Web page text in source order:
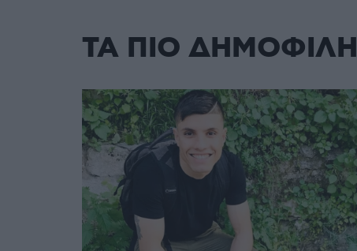
ΤΑ ΠΙΟ ΔΗΜΟΦΙΛΗ